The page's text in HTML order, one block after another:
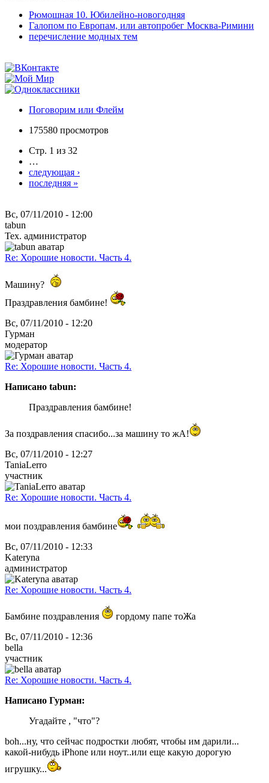
Рюмошная 10. Юбилейно-новогодняя
Галопом по Европам, или автопробег Москва-Римини
перечисление модных тем
Поговорим или Флейм
175580 просмотров
Стр. 1 из 32
…
следующая ›
последняя »
Вс, 07/11/2010 - 12:00
tabun
Тех. администратор
Re: Хорошие новости. Часть 4.
Машину?
Праздравления бамбине!
Вс, 07/11/2010 - 12:20
Гурман
модератор
Re: Хорошие новости. Часть 4.
Написано tabun:
Праздравления бамбине!
За поздравления спасибо...за машину то жА!
Вс, 07/11/2010 - 12:27
TaniaLerro
участник
Re: Хорошие новости. Часть 4.
мои поздравления бамбине
Вс, 07/11/2010 - 12:33
Kateryna
администратор
Re: Хорошие новости. Часть 4.
Бамбине поздравления
гордому папе тоЖа
Вс, 07/11/2010 - 12:36
bella
участник
Re: Хорошие новости. Часть 4.
Написано Гурман:
Угадайте , "что"?
boh...ну, что сейчас подростки любят, чтобы им дарили...
какой-нибудь iPhone или ноут..или еще какую дорогую
игрушку...